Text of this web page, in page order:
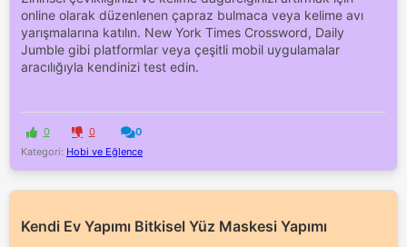
online olarak düzenlenen çapraz bulmaca veya kelime avı
yarışmalarına katılın. New York Times Crossword, Daily
Jumble gibi platformlar veya çeşitli mobil uygulamalar
aracılığıyla kendinizi test edin.
0 0
0
Kategori: Hobi ve Eğlence
Kendi Ev Yapımı Bitkisel Yüz Maskesi Yapımı